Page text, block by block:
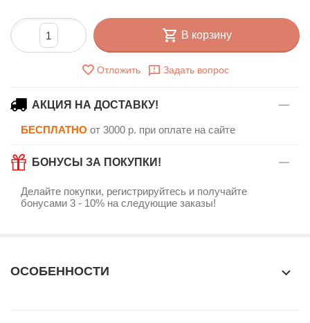
В корзину
Отложить Задать вопрос
АКЦИЯ НА ДОСТАВКУ!
БЕСПЛАТНО от 3000 р. при оплате на сайте
БОНУСЫ ЗА ПОКУПКИ!
Делайте покупки, регистрируйтесь и получайте
бонусами 3 - 10% на следующие заказы!
ОСОБЕННОСТИ